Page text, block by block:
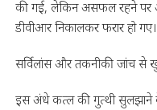
की गई, लेकिन असफल रहने पर
डीवीआर निकालकर फरार हो गए।
सर्विलांस और तकनीकी जांच से
इस अंधे कत्ल की गुत्थी सुलझाने के